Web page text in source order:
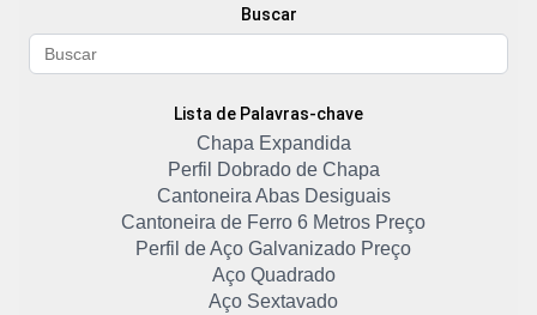
Buscar
Lista de Palavras-chave
Chapa Expandida
Perfil Dobrado de Chapa
Cantoneira Abas Desiguais
Cantoneira de Ferro 6 Metros Preço
Perfil de Aço Galvanizado Preço
Aço Quadrado
Aço Sextavado